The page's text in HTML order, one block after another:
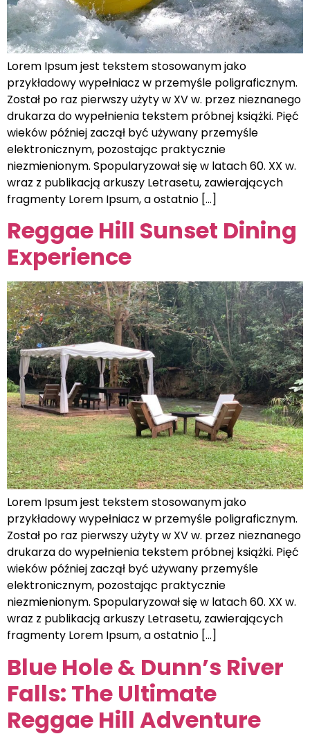
Lorem Ipsum jest tekstem stosowanym jako
przykładowy wypełniacz w przemyśle poligraficznym.
Został po raz pierwszy użyty w XV w. przez nieznanego
drukarza do wypełnienia tekstem próbnej książki. Pięć
wieków później zaczął być używany przemyśle
elektronicznym, pozostając praktycznie
niezmienionym. Spopularyzował się w latach 60. XX w.
wraz z publikacją arkuszy Letrasetu, zawierających
fragmenty Lorem Ipsum, a ostatnio […]
Reggae Hill Sunset Dining
Experience
Lorem Ipsum jest tekstem stosowanym jako
przykładowy wypełniacz w przemyśle poligraficznym.
Został po raz pierwszy użyty w XV w. przez nieznanego
drukarza do wypełnienia tekstem próbnej książki. Pięć
wieków później zaczął być używany przemyśle
elektronicznym, pozostając praktycznie
niezmienionym. Spopularyzował się w latach 60. XX w.
wraz z publikacją arkuszy Letrasetu, zawierających
fragmenty Lorem Ipsum, a ostatnio […]
Blue Hole & Dunn’s River
Falls: The Ultimate
Reggae Hill Adventure